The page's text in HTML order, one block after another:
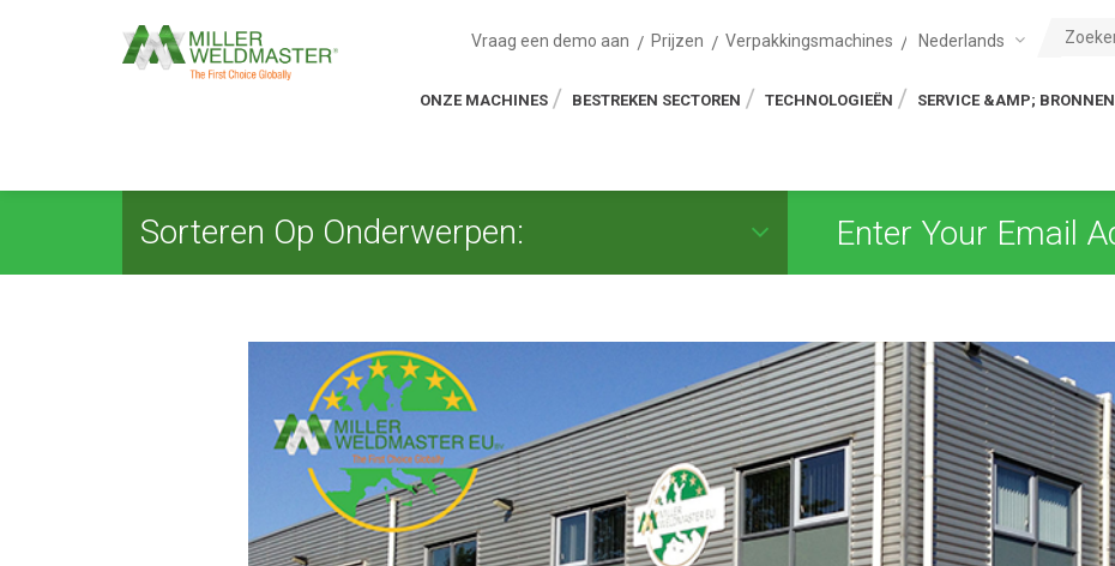
Vraag een demo aan Prijzen Verpakkingsmachines Nederlands
ONZE MACHINES BESTREKEN SECTOREN TECHNOLOGIEËN SERVICE &AMP; BRONNEN
Sorteren Op Onderwerpen: